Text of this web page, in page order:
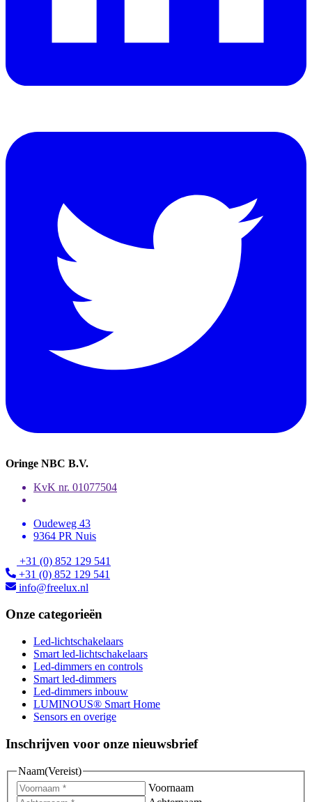
Oringe NBC B.V.
KvK nr. 01077504
Oudeweg 43
9364 PR Nuis
+31 (0) 852 129 541
+31 (0) 852 129 541
info@freelux.nl
Onze categorieën
Led-lichtschakelaars
Smart led-lichtschakelaars
Led-dimmers en controls
Smart led-dimmers
Led-dimmers inbouw
LUMINOUS® Smart Home
Sensors en overige
Inschrijven voor onze nieuwsbrief
Naam(Vereist)
Voornaam